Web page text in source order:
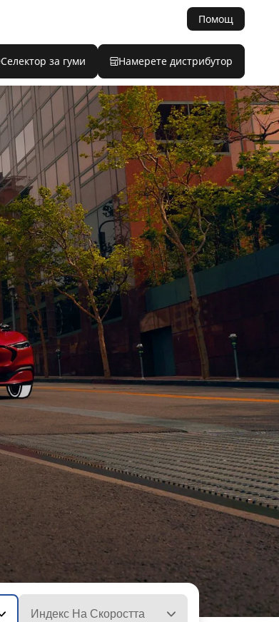
Помощ
Селектор за гуми Намерете дистрибутор
Индекс На Скоростта